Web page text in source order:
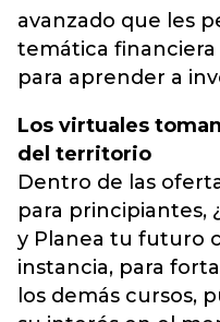
avanzado que les
temática
para aprender a
Los virtuales
del territorio
Dentro de las
para principiantes,
y Planea tu futuro
instancia, para
los demás cursos,